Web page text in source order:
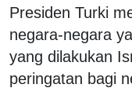
Presiden Turki
negara-negara
yang dilakukan
peringatan bagi